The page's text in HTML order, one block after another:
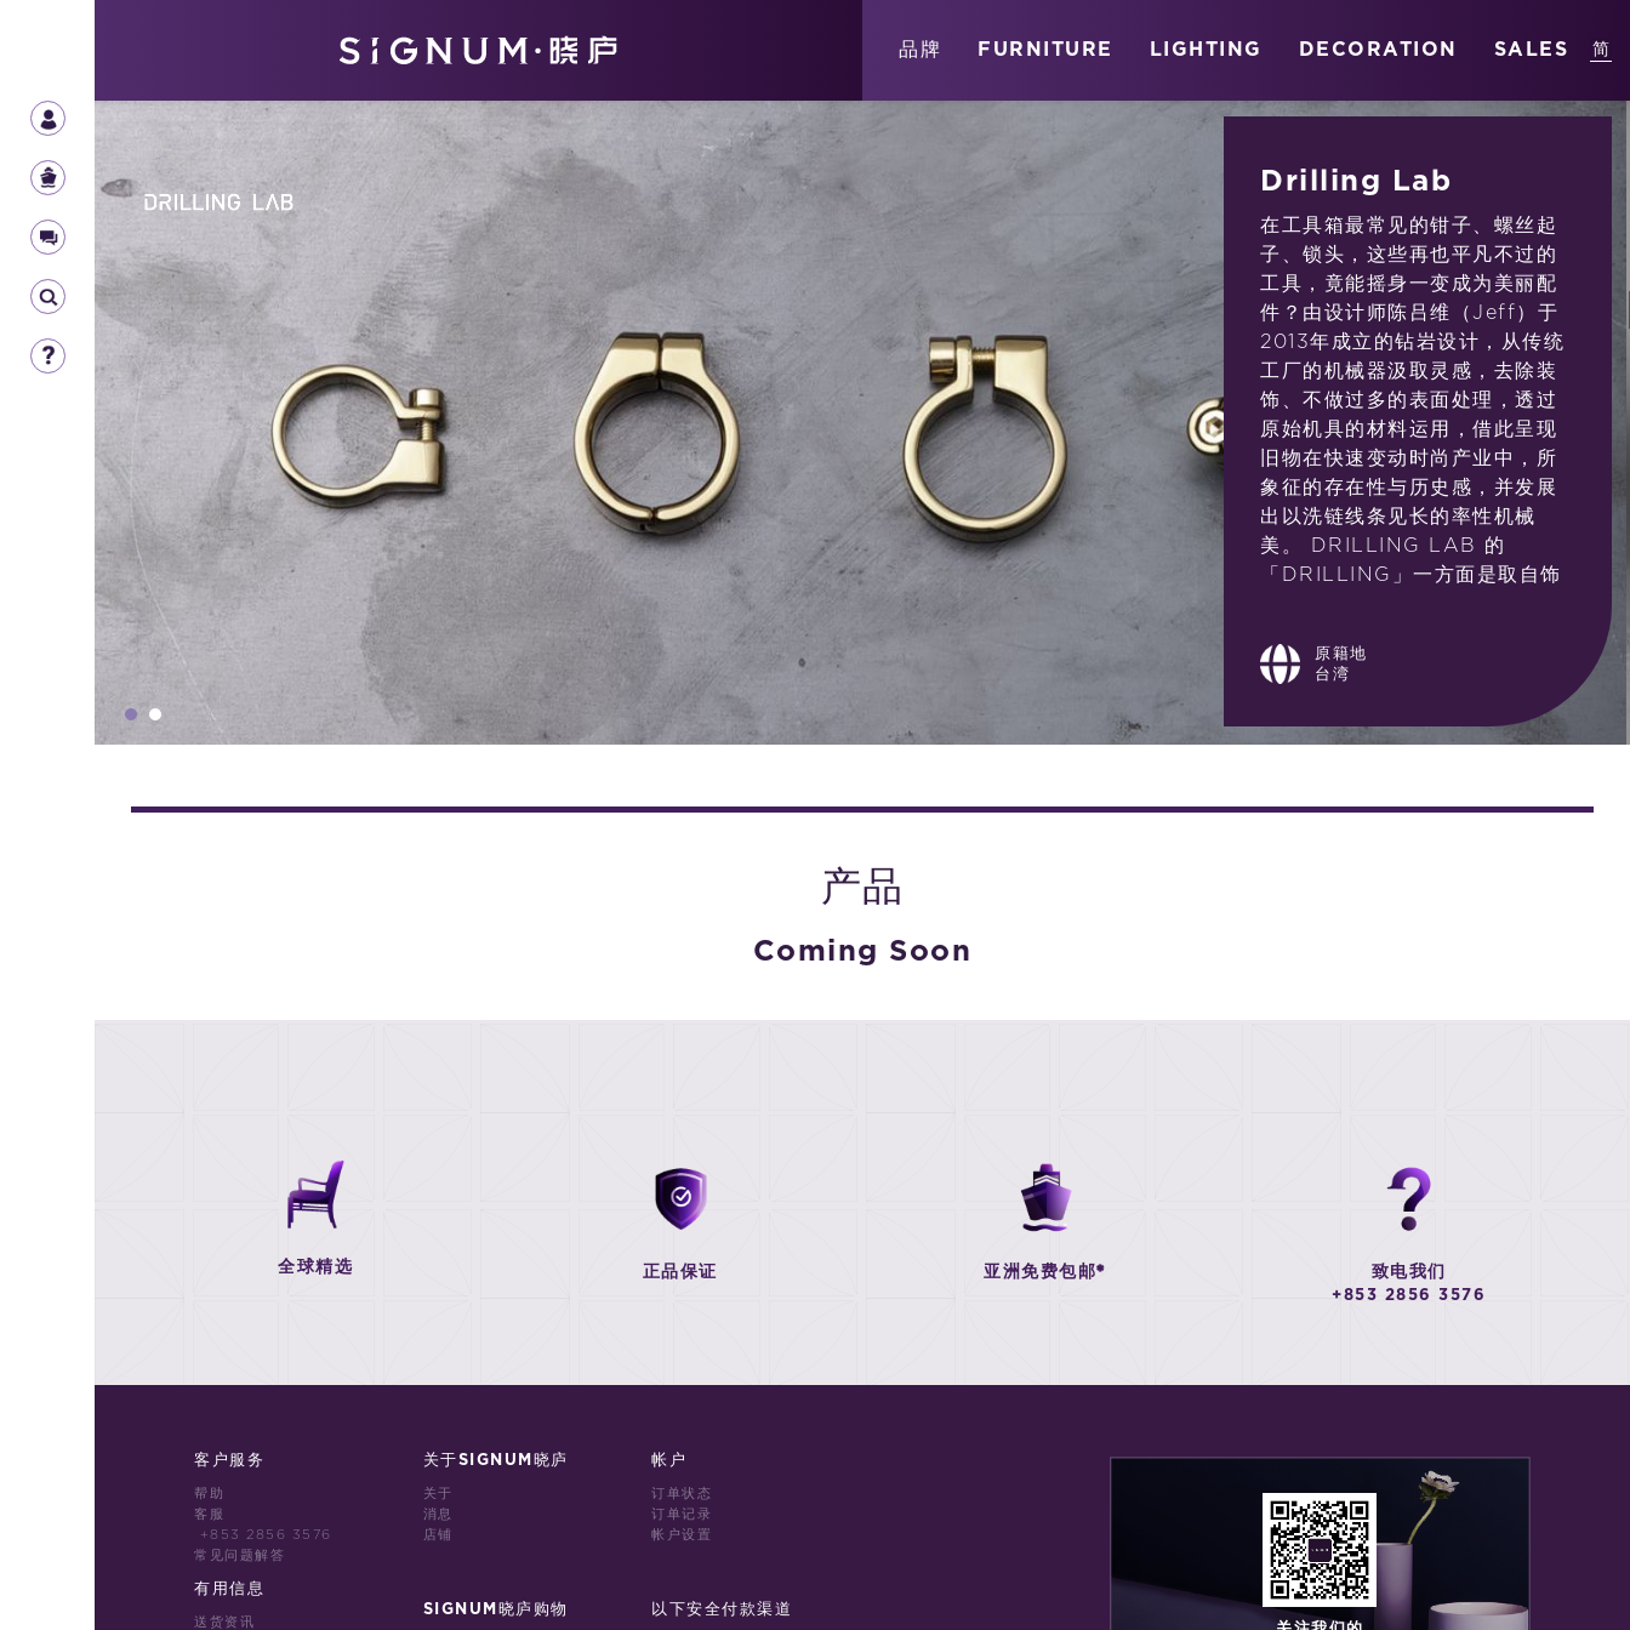
品牌 FURNITURE LIGHTING DECORATION SALES
Drilling Lab
在工具箱最常见的钳子、螺丝起
子、锁头，这些再也平凡不过的
工具，竟能摇身一变成为美丽配
件？由设计师陈吕维（Jeff）于
2013年成立的钻岩设计，从传统
工厂的机械器汲取灵感，去除装
饰、不做过多的表面处理，透过
原始机具的材料运用，借此呈现
旧物在快速变动时尚产业中，所
象征的存在性与历史感，并发展
出以洗链线条见长的率性机械
美。 DRILLING LAB 的
「DRILLING」一方面是取自饰
「钻取」的意思，强调品牌追求
原籍地
台湾
产品
Coming Soon
全球精选 正品保证 亚洲免费包邮* 致电我们
+853 2856 3576
客户服务
帮助
客服
+853 2856 3576
常见问题解答
有用信息
送货资讯
关于SIGNUM晓庐
关于
消息
店铺
SIGNUM晓庐购物
帐户
订单状态
订单记录
帐户设置
以下安全付款渠道